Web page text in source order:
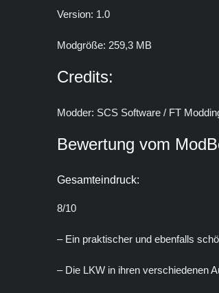
Version: 1.0
Modgröße: 259,3 MB
Credits:
Modder: SCS Software / FT
Bewertung vom
Gesamteindruck:
8/10
– Ein praktischer und ebenfalls
– Die LKW in ihren verschiedenen